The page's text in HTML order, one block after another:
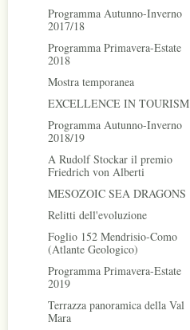
Programma Autunno-Inverno
2017/18
Programma Primavera-Estate
2018
Mostra temporanea
EXCELLENCE IN TOURISM
Programma Autunno-Inverno
2018/19
A Rudolf Stockar il premio
Friedrich von Alberti
MESOZOIC SEA DRAGONS
Relitti dell'evoluzione
Foglio 152 Mendrisio-Como
(Atlante Geologico)
Programma Primavera-Estate
2019
Terrazza panoramica della Val
Mara